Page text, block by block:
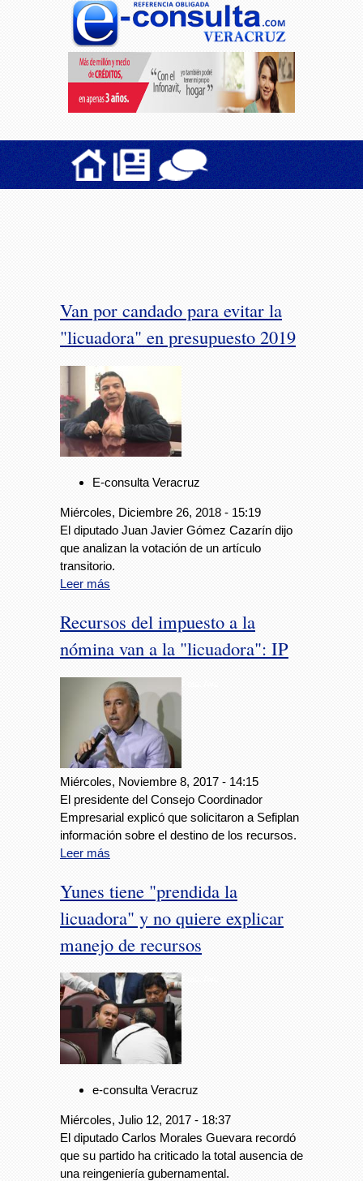
Van por candado para evitar la
"licuadora" en presupuesto 2019
E-consulta Veracruz
Miércoles, Diciembre 26, 2018 - 15:19
El diputado Juan Javier Gómez Cazarín dijo
que analizan la votación de un artículo
transitorio.
Leer más
Recursos del impuesto a la
nómina van a la "licuadora": IP
Miércoles, Noviembre 8, 2017 - 14:15
El presidente del Consejo Coordinador
Empresarial explicó que solicitaron a Sefiplan
información sobre el destino de los recursos.
Leer más
Yunes tiene "prendida la
licuadora" y no quiere explicar
manejo de recursos
e-consulta Veracruz
Miércoles, Julio 12, 2017 - 18:37
El diputado Carlos Morales Guevara recordó
que su partido ha criticado la total ausencia de
una reingeniería gubernamental.